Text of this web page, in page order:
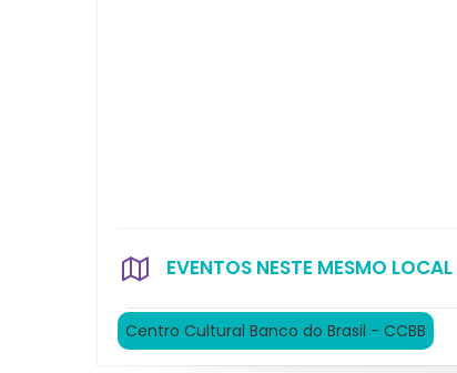
EVENTOS NESTE MESMO LOCAL
Centro Cultural Banco do Brasil - CCBB